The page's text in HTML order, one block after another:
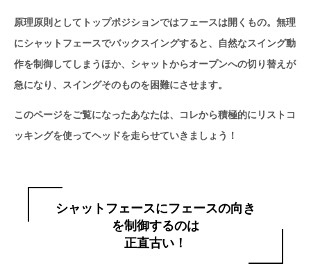
原理原則としてトップポジションではフェースは開くもの。無理
にシャットフェースでバックスイングすると、自然なスイング動
作を制御してしまうほか、シャットからオープンへの切り替えが
急になり、スイングそのものを困難にさせます。
このページをご覧になったあなたは、コレから積極的にリストコ
ッキングを使ってヘッドを走らせていきましょう！
シャットフェースにフェースの向き
を制御するのは
正直古い！